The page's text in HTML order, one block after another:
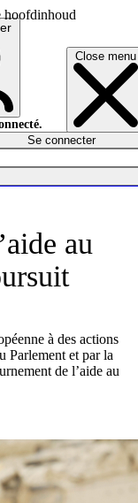
hoofdinhoud
Close menu
Se connecter
au
à des actions
Parlement et par la
de l’aide au